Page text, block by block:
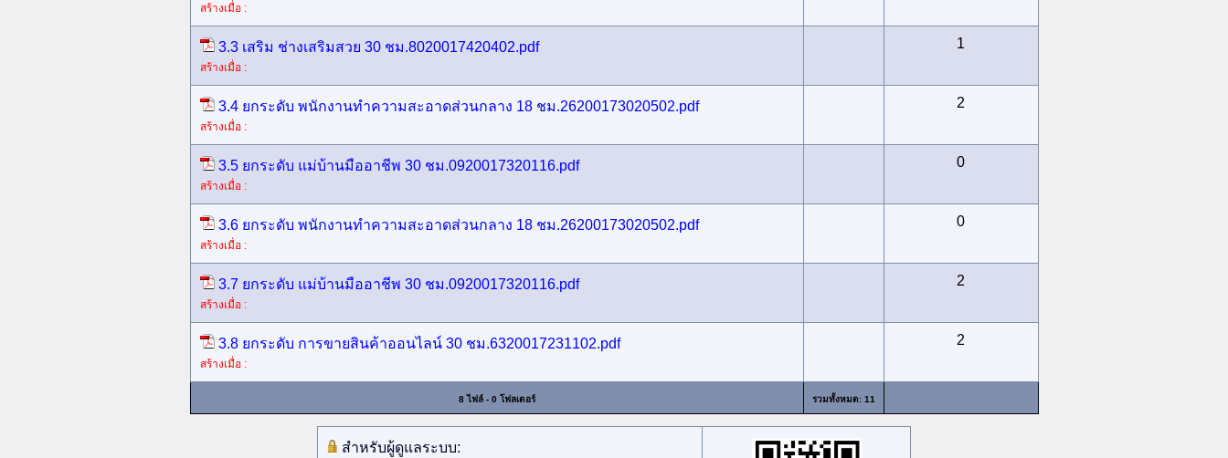
สร้างเมื่อ :
3.3 เสริม ช่างเสริมสวย 30 ชม.8020017420402.pdf
สร้างเมื่อ :
1
3.4 ยกระดับ พนักงานทำความสะอาดส่วนกลาง 18 ชม.26200173020502.pdf
สร้างเมื่อ :
2
3.5 ยกระดับ แม่บ้านมืออาชีพ 30 ชม.0920017320116.pdf
สร้างเมื่อ :
0
3.6 ยกระดับ พนักงานทำความสะอาดส่วนกลาง 18 ชม.26200173020502.pdf
สร้างเมื่อ :
0
3.7 ยกระดับ แม่บ้านมืออาชีพ 30 ชม.0920017320116.pdf
สร้างเมื่อ :
2
3.8 ยกระดับ การขายสินค้าออนไลน์ 30 ชม.6320017231102.pdf
สร้างเมื่อ :
2
8 ไฟล์ - 0 โฟลเดอร์ รวมทั้งหมด: 11
สำหรับผู้ดูแลระบบ: